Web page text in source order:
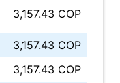
3,157.43 COP
3,157.43 COP
3,157.43 COP